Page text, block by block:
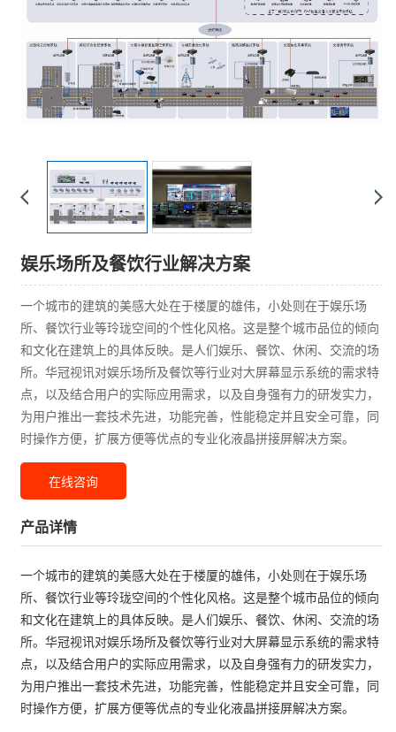
娱乐场所及餐饮行业解决方案
一个城市的建筑的美感大处在于楼厦的雄伟，小处则在于娱乐场
所、餐饮行业等玲珑空间的个性化风格。这是整个城市品位的倾向
和文化在建筑上的具体反映。是人们娱乐、餐饮、休闲、交流的场
所。华冠视讯对娱乐场所及餐饮等行业对大屏幕显示系统的需求特
点，以及结合用户的实际应用需求，以及自身强有力的研发实力，
为用户推出一套技术先进，功能完善，性能稳定并且安全可靠，同
时操作方便，扩展方便等优点的专业化液晶拼接屏解决方案。
在线咨询
产品详情
一个城市的建筑的美感大处在于楼厦的雄伟，小处则在于娱乐场
所、餐饮行业等玲珑空间的个性化风格。这是整个城市品位的倾向
和文化在建筑上的具体反映。是人们娱乐、餐饮、休闲、交流的场
所。华冠视讯对娱乐场所及餐饮等行业对大屏幕显示系统的需求特
点，以及结合用户的实际应用需求，以及自身强有力的研发实力，
为用户推出一套技术先进，功能完善，性能稳定并且安全可靠，同
时操作方便，扩展方便等优点的专业化液晶拼接屏解决方案。